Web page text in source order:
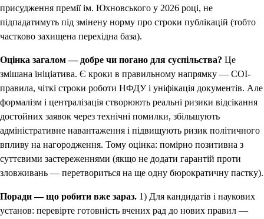
присудження премії ім. Юхновського у 2026 році, не
підпадатимуть під змінену норму про строки публікацій (тобто
частково захищена перехідна база).
Оцінка загалом — добре чи погано для суспільства? Це
змішана ініціатива. Є кроки в правильному напрямку — COI-
правила, чіткі строки роботи НФДУ і уніфікація документів. Але
формалізм і централізація створюють реальні ризики відсікання
достойних заявок через технічні помилки, збільшують
адміністративне навантаження і підвищують ризик політичного
впливу на нагородження. Тому оцінка: помірно позитивна з
суттєвими застереженнями (якщо не додати гарантій проти
зловживань — перетвориться на ще одну бюрократичну пастку).
Поради — що робити вже зараз. 1) Для кандидатів і наукових
установ: перевірте готовність вчених рад до нових правил —